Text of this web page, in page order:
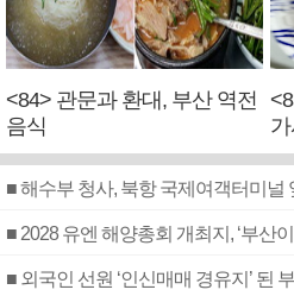
<84> 관문과 환대, 부산 역전
음식
가
■ 해수부 청사, 북항 국제여객터미널
■ 2028 유엔 해양총회 개최지, ‘부산
■ 외국인 선원 ‘인신매매 경유지’ 된